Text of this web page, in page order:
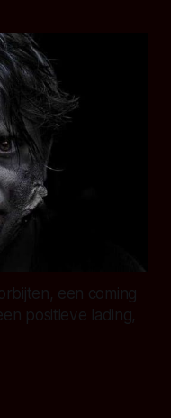
een coming
positieve lading,